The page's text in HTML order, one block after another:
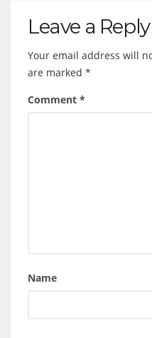
Leave a Reply
Your email address will
are marked *
Comment *
Name